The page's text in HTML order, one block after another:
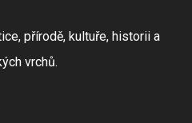
přírodě, kultuře, historii a
vrchů.